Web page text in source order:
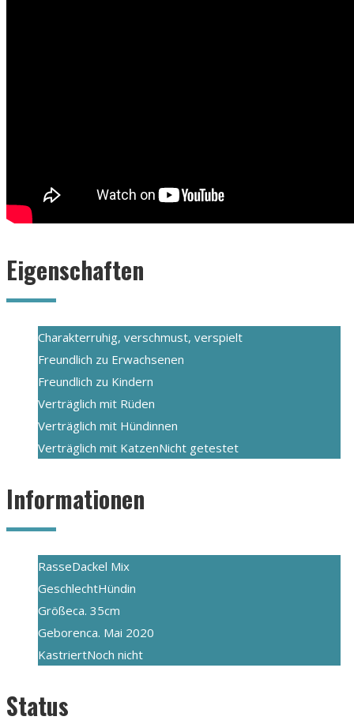
Eigenschaften
Charakterruhig, verschmust, verspielt
Freundlich zu Erwachsenen
Freundlich zu Kindern
Verträglich mit Rüden
Verträglich mit Hündinnen
Verträglich mit KatzenNicht getestet
Informationen
RasseDackel Mix
GeschlechtHündin
Größeca. 35cm
Geborenca. Mai 2020
KastriertNoch nicht
Status